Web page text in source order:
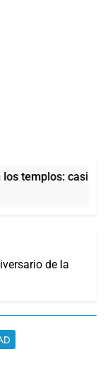
templos: casi la
de la